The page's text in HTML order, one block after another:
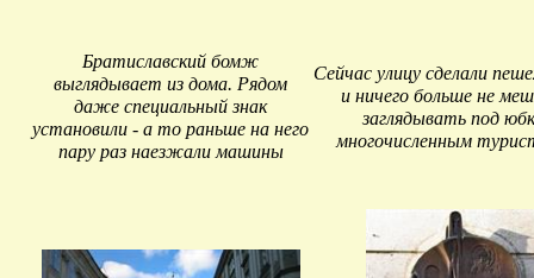
Братиславский бомж
выглядывает из дома. Рядом
даже специальный знак
установили - а то раньше на него
пару раз наезжали машины
Сейчас улицу сделали
и ничего больше не
заглядывать под
многочисленным